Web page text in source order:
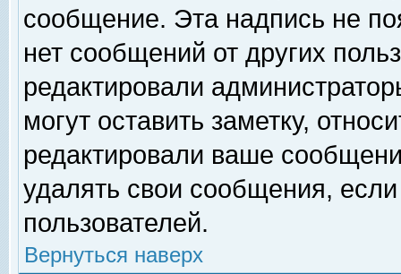
сообщение. Эта надпись не
нет сообщений от других
редактировали
могут оставить заметку,
редактировали ваше
удалять свои сообщения,
пользователей.
Вернуться наверх